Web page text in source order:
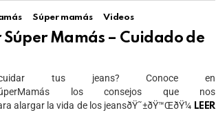
Súper mamás Videos
Mamás – Cuidado de
tus jeans? Conoce en
los consejos que nos
alargar la vida de los jeansðŸ˜±ðŸ™ŒðŸ¼ LEER